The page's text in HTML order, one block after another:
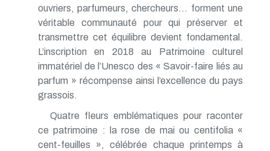
ouvriers, parfumeurs, chercheurs… forment une
véritable communauté pour qui préserver et
transmettre cet équilibre devient fondamental.
L’inscription en 2018 au Patrimoine culturel
immatériel de l’Unesco des « Savoir-faire liés au
parfum » récompense ainsi l’excellence du pays
grassois.
Quatre fleurs emblématiques pour raconter
ce patrimoine : la rose de mai ou centifolia «
cent-feuilles », célébrée chaque printemps à